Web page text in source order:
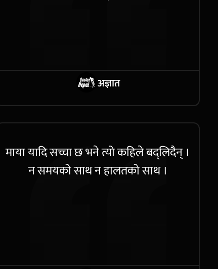
अज्ञात
माया यादि सच्चा छ भने त्यो कहिले बद्लिदैन् ।
न समयको साथ न हालतको साथ ।